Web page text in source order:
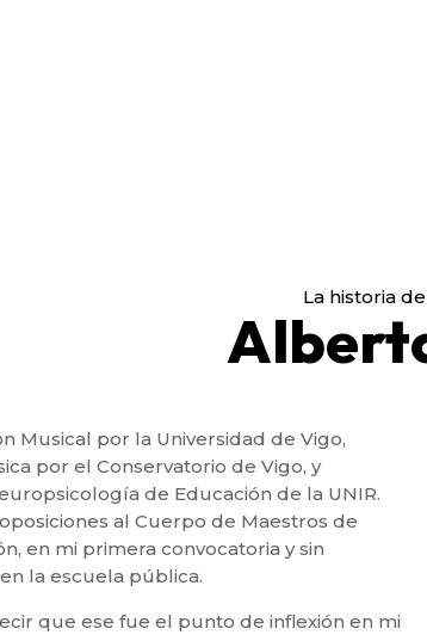
La historia
Musical por la Universidad de Vigo,
por el Conservatorio de Vigo, y
de Educación de la UNIR.
al Cuerpo de Maestros de
en mi primera convocatoria y sin
la escuela pública.
que ese fue el punto de inflexión en mi